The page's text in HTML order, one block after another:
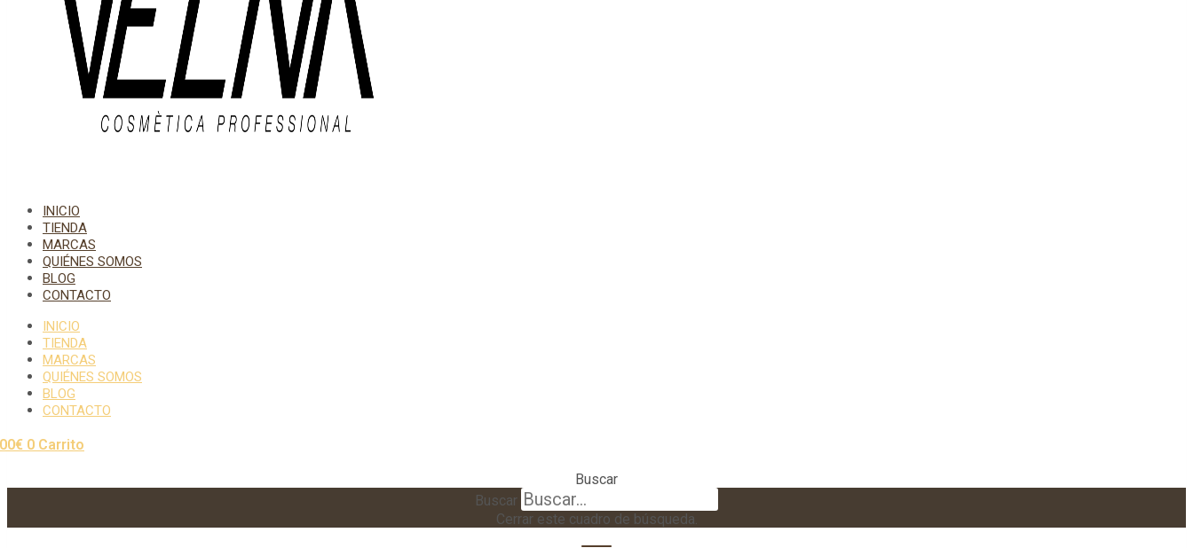
INICIO
TIENDA
MARCAS
QUIÉNES SOMOS
BLOG
CONTACTO
INICIO
TIENDA
MARCAS
QUIÉNES SOMOS
BLOG
CONTACTO
€ 0 Carrito
Buscar
Buscar
Cerrar este cuadro de búsqueda.